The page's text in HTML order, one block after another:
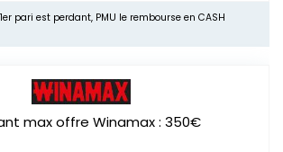
pari est perdant, PMU le rembourse en CASH
max offre Winamax : 350€